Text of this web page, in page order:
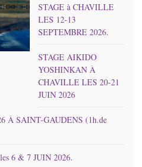
STAGE à CHAVILLE
LES 12-13
SEPTEMBRE 2026.
STAGE AIKIDO
YOSHINKAN À
CHAVILLE LES 20-21
JUIN 2026
À SAINT-GAUDENS (1h.de
6 & 7 JUIN 2026.